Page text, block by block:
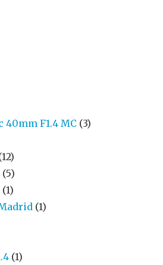
40mm F1.4 MC (3)
(5)
(1)
(1)
(1)